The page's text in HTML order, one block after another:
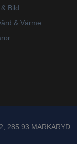
Bild
& Värme
285 93